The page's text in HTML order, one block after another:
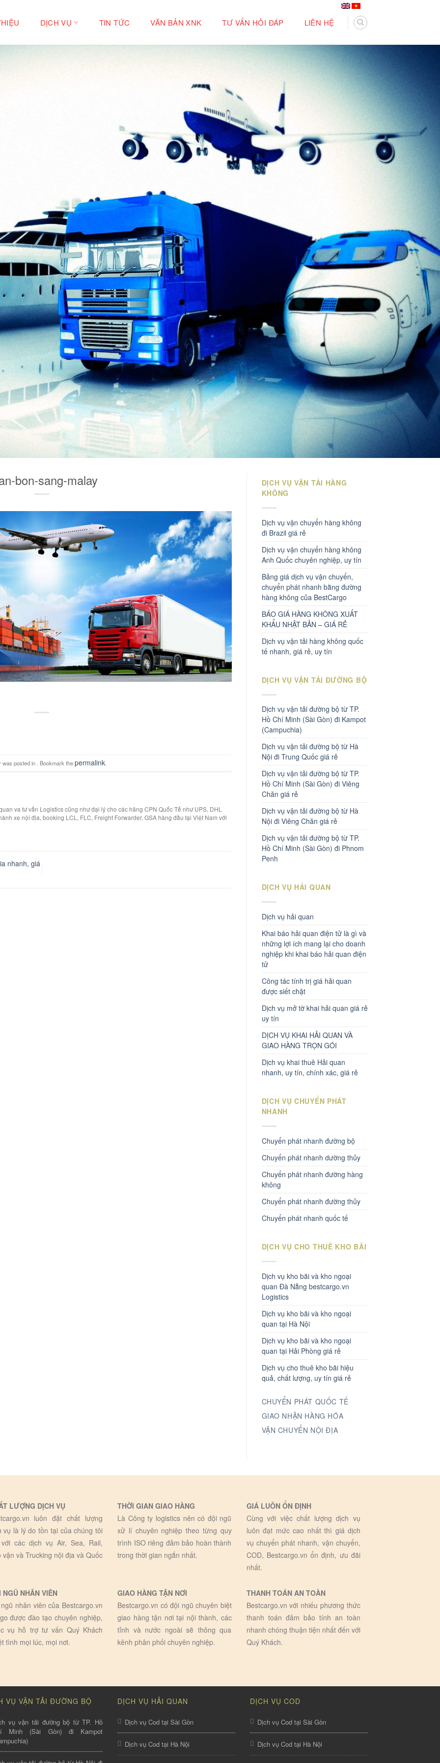
DỊCH VỤ TIN TỨC VĂN BẢN XNK TƯ VẤN HỎI ĐÁP LIÊN HỆ
bon-sang-malay
was posted in . Bookmark thepermalink
va tư vấn Logistics cũng như đại lý cho các hãng CPN Quốc Tế như UPS, DHL
xe nội địa, booking LCL, FLC, Freight Forwarder, GSA hàng đầu tại Việt Nam với
nhanh, giá
DỊCH VỤ VẬN TẢI HÀNG
KHÔNG
Dịch vụ vận chuyển hàng không
đi Brazil giá rẻ
Dịch vụ vận chuyển hàng không
Anh Quốc chuyên nghiệp, uy tín
Bảng giá dịch vụ vận chuyển,
chuyển phát nhanh bằng đường
hàng không của BestCargo
BÁO GIÁ HÀNG KHÔNG XUẤT
KHẨU NHẬT BẢN – GIÁ RẺ
Dịch vụ vận tải hàng không quốc
tế nhanh, giá rẻ, uy tín
DỊCH VỤ VẬN TẢI ĐƯỜNG BỘ
Dịch vụ vận tải đường bộ từ TP.
Hồ Chí Minh (Sài Gòn) đi Kampot
(Campuchia)
Dịch vụ vận tải đường bộ từ Hà
Nội đi Trung Quốc giá rẻ
Dịch vụ vận tải đường bộ từ TP.
Hồ Chí Minh (Sài Gòn) đi Viêng
Chăn giá rẻ
Dịch vụ vận tải đường bộ từ Hà
Nội đi Viêng Chăn giá rẻ
Dịch vụ vận tải đường bộ từ TP.
Hồ Chí Minh (Sài Gòn) đi Phnom
Penh
DỊCH VỤ HẢI QUAN
Dịch vụ hải quan
Khai báo hải quan điện tử là gì và
những lợi ích mang lại cho doanh
nghiệp khi khai báo hải quan điện
tử
Công tác tính trị giá hải quan
được siết chặt
Dịch vụ mở tờ khai hải quan giá rẻ
uy tín
DỊCH VỤ KHAI HẢI QUAN VÀ
GIAO HÀNG TRỌN GÓI
Dịch vụ khai thuê Hải quan
nhanh, uy tín, chính xác, giá rẻ
DỊCH VỤ CHUYỂN PHÁT
NHANH
Chuyển phát nhanh đường bộ
Chuyển phát nhanh dường thủy
Chuyển phát nhanh đường hàng
không
Chuyển phát nhanh đường thủy
Chuyển phát nhanh quốc tế
DỊCH VỤ CHO THUÊ KHO BÃI
Dịch vụ kho bãi và kho ngoại
quan Đà Nẵng bestcargo.vn
Logistics
Dịch vụ kho bãi và kho ngoại
quan tại Hà Nội
Dịch vụ kho bãi và kho ngoại
quan tại Hải Phòng giá rẻ
Dịch vụ cho thuê kho bãi hiệu
quả, chất lượng, uy tín giá rẻ
CHUYỂN PHÁT QUỐC TẾ
GIAO NHẬN HÀNG HÓA
VẬN CHUYỂN NỘI ĐỊA
LƯỢNG DỊCH VỤ
luôn đặt chất lượng
vụ là lý do tồn tại của chúng tôi
các dịch vụ Air, Sea, Rail,
vận và Trucking nội địa và Quốc
THỜI GIAN GIAO HÀNG
Là Công ty logistics nên có đội ngũ
xử lí chuyên nghiệp theo từng quy
trình ISO riêng đảm bảo hoàn thành
trong thời gian ngắn nhất.
GIÁ LUÔN ỔN ĐỊNH
Cùng với việc chất lượng dịch vụ
luôn đạt mức cao nhất thì giá dịch
vụ chuyển phát nhanh, vận chuyển,
COD, Bestcargo.vn ổn định, ưu đãi
nhất.
NHÂN VIÊN
nhân viên của Bestcargo.vn
được đào tạo chuyên nghiệp,
vụ hỗ trợ tư vấn Quý Khách
tình mọi lúc, mọi nơi.
GIAO HÀNG TẬN NƠI
Bestcargo.vn có đội ngũ chuyên biệt
giao hàng tận nơi tại nội thành, các
tỉnh và nước ngoài sẽ thông qua
kênh phân phối chuyên nghiệp.
THANH TOÁN AN TOÀN
Bestcargo.vn với nhiếu phương thức
thanh toán đảm bảo tính an toàn
nhanh chóng thuận tiện nhất đến với
Quý Khách.
VỤ VẬN TẢI ĐƯỜNG BỘ
vụ vận tải đường bộ từ TP. Hồ
Minh (Sài Gòn) đi Kampot
DỊCH VỤ HẢI QUAN
Dịch vụ Cod tại Sài Gòn
Dịch vụ Cod tại Hà Nội
DỊCH VỤ COD
Dịch vụ Cod tại Sài Gòn
Dịch vụ Cod tại Hà Nội